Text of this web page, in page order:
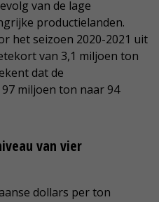
van de lage
productielanden.
het seizoen 2020-2021 uit
van 3,1 miljoen ton
dat de
miljoen ton naar 94